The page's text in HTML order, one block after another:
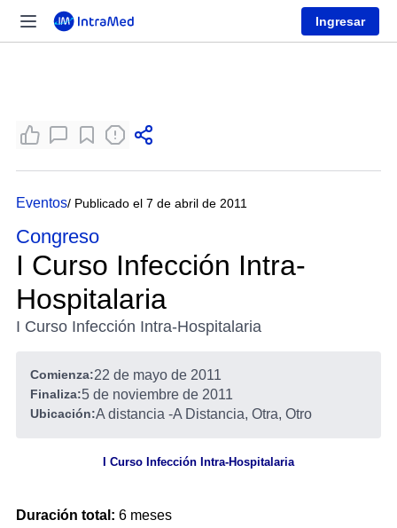
Ingresar
Eventos/ Publicado el 7 de abril de 2011
Congreso
I Curso Infección Intra-
Hospitalaria
I Curso Infección Intra-Hospitalaria
Comienza:22 de mayo de 2011
Finaliza:5 de noviembre de 2011
Ubicación:A distancia -A Distancia, Otra, Otro
I Curso Infección Intra-Hospitalaria
Duración total: 6 meses